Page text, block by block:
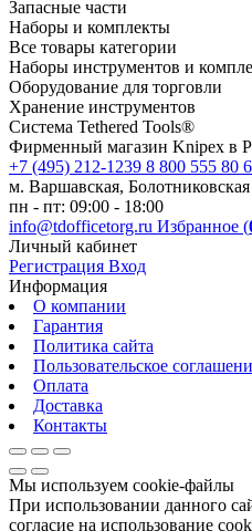
Запасные части
Наборы и комплекты
Все товары категории
Наборы инструментов и
Оборудование для торговли
Хранение инс­тру­мен­тов
Система Tethered Tools®
Фирменный магазин Knipex в
+7 (495) 212-1239 8 800 555 80
м. Варшавская,
пн - пт: 09:00 - 18:00
info@tdofficetorg.ru Избранное (
Личный кабинет
Регистрация Вход
Информация
О компании
Гарантия
Политика сайта
Пользовательское
Оплата
Доставка
Контакты
Мы используем cookie-файлы
При использовании данного
согласие на использование